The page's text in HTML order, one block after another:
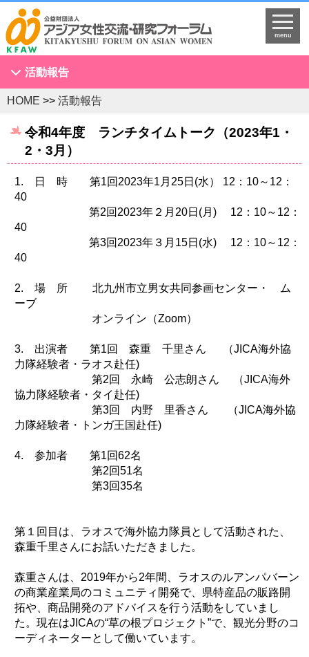
menu
活動報告
アジア女性会議
NGOセミナー
海外拠点とネットワークづくり
国際理解促進事業
スタディツアー
調査・研究
プログラム開発
国際研修
教育
国際交流
ジェンダー
持続可能な開発
平和構築
HOME >> 活動報告
令和4年度 ランチタイムトーク（2023年1・
2・3月）
1. 日 時 第1回2023年1月25日(水） 12：10～12：
40
第2回2023年２月20日(月) 12：10～12：
40
第3回2023年３月15日(水) 12：10～12：
40
2. 場 所 北九州市立男女共同参画センター・ ム
ーブ
オンライン（Zoom）
3. 出演者 第1回 森重 千里さん （JICA海外協
力隊経験者・ラオス赴任)
第2回 永崎 公志朗さん （JICA海外
協力隊経験者・タイ赴任)
第3回 内野 里香さん （JICA海外協
力隊経験者・トンガ王国赴任)
4. 参加者 第1回62名
第2回51名
第3回35名
第１回目は、ラオスで海外協力隊員として活動された、
森重千里さんにお話いただきました。
森重さんは、2019年から2年間、ラオスのルアンパバーン
の商業産業局のコミュニティ開発で、県特産品の販路開
拓や、商品開発のアドバイスを行う活動をしていまし
た。現在はJICAの“草の根プロジェクト”で、観光分野のコ
ーディネーターとして働いています。